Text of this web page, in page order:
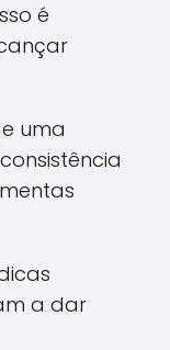
é
uma
a dar